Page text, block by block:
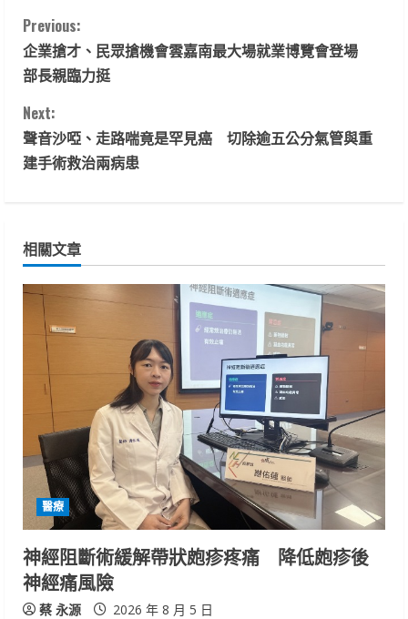
C
o
n
t
i
u
e
a
d
n
g
Previous:
企業搶才、民眾搶機會雲嘉南最大場就業博覽會登場
部長親臨力挺
Next:
聲音沙啞、走路喘竟是罕見癌 切除逾五公分氣管與重
建手術救治兩病患
相關文章
醫療
神經阻斷術緩解帶狀皰疹疼痛 降低皰疹後
神經痛風險
蔡 永源 2026 年 8 月 5 日